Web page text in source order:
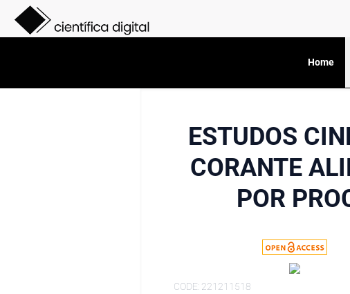
Home
ESTUDOS
CORANTE
POR
CODE: 221211518